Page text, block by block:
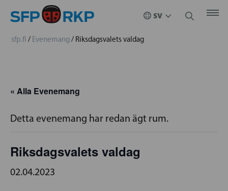
sfp.fi / Evenemang / Riksdagsvalets valdag
« Alla Evenemang
Detta evenemang har redan ägt rum.
Riksdagsvalets valdag
02.04.2023